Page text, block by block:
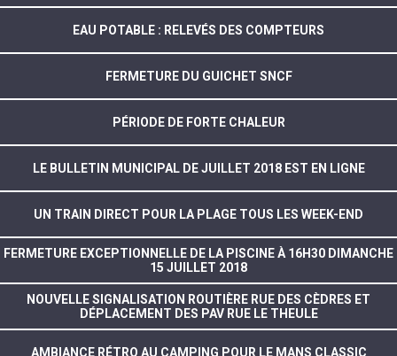
EAU POTABLE : RELEVÉS DES COMPTEURS
FERMETURE DU GUICHET SNCF
PÉRIODE DE FORTE CHALEUR
LE BULLETIN MUNICIPAL DE JUILLET 2018 EST EN LIGNE
UN TRAIN DIRECT POUR LA PLAGE TOUS LES WEEK-END
FERMETURE EXCEPTIONNELLE DE LA PISCINE À 16H30 DIMANCHE
15 JUILLET 2018
NOUVELLE SIGNALISATION ROUTIÈRE RUE DES CÈDRES ET
DÉPLACEMENT DES PAV RUE LE THEULE
AMBIANCE RÉTRO AU CAMPING POUR LE MANS CLASSIC